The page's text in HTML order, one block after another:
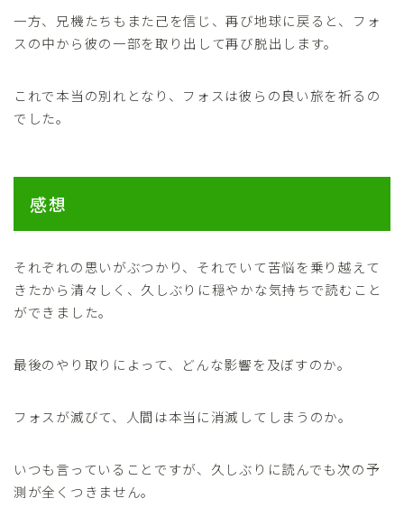
一方、兄機たちもまた己を信じ、再び地球に戻ると、フォ
スの中から彼の一部を取り出して再び脱出します。
これで本当の別れとなり、フォスは彼らの良い旅を祈るの
でした。
感想
それぞれの思いがぶつかり、それでいて苦悩を乗り越えて
きたから清々しく、久しぶりに穏やかな気持ちで読むこと
ができました。
最後のやり取りによって、どんな影響を及ぼすのか。
フォスが滅びて、人間は本当に消滅してしまうのか。
いつも言っていることですが、久しぶりに読んでも次の予
測が全くつきません。